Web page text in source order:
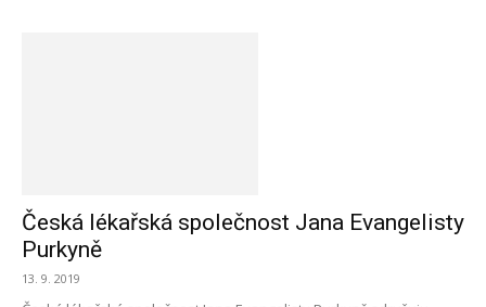
Česká lékařská společnost Jana Evangelisty
Purkyně
13. 9. 2019